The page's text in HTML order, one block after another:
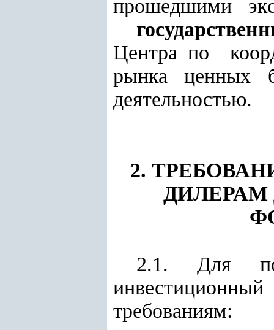
прошедшими
Центра по
рынка ценных
деятельностью.
2.
ДИЛЕРАМ
2.1. Для
требованиям: